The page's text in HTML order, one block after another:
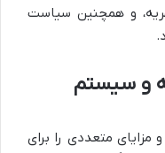
و همچنین سیاست
و سیستم
مزایای متعددی را برای